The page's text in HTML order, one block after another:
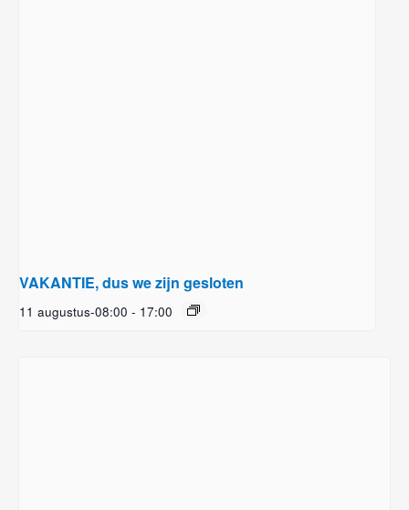
VAKANTIE, dus we zijn gesloten
11 augustus-08:00 - 17:00